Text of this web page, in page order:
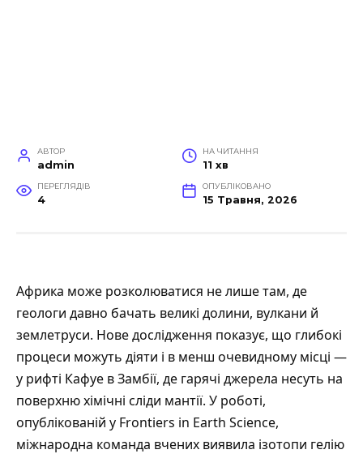
АВТОР
admin
НА ЧИТАННЯ
11 хв
ПЕРЕГЛЯДІВ
4
ОПУБЛІКОВАНО
15 Травня, 2026
Африка може розколюватися не лише там, де
геологи давно бачать великі долини, вулкани й
землетруси. Нове дослідження показує, що глибокі
процеси можуть діяти і в менш очевидному місці —
у рифті Кафуе в Замбії, де гарячі джерела несуть на
поверхню хімічні сліди мантії. У роботі,
опублікованій у Frontiers in Earth Science,
міжнародна команда вчених виявила ізотопи гелію